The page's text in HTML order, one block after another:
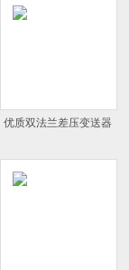
优质双法兰差压变送器